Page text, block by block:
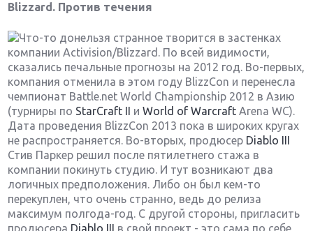
Blizzard. Против течения
Что-то донельзя странное творится в застенках
компании Activision/Blizzard. По всей видимости,
сказались печальные прогнозы на 2012 год. Во-первых,
компания отменила в этом году BlizzCon и перенесла
чемпионат Battle.net World Championship 2012 в Азию
(турниры по StarCraft II иWorld of Warcraft Arena WC).
Дата проведения BlizzCon 2013 пока в широких кругах
не распространяется. Во-вторых, продюсер Diablo III
Стив Паркер решил после пятилетнего стажа в
компании покинуть студию. И тут возникают два
логичных предположения. Либо он был кем-то
перекуплен, что очень странно, ведь до релиза
максимум полгода-год. С другой стороны, пригласить
продюсера Diablo III в свой проект - это сама по себе